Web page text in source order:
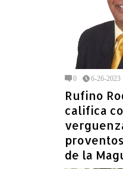
0 6-26-2023
Rufino
califica
de la